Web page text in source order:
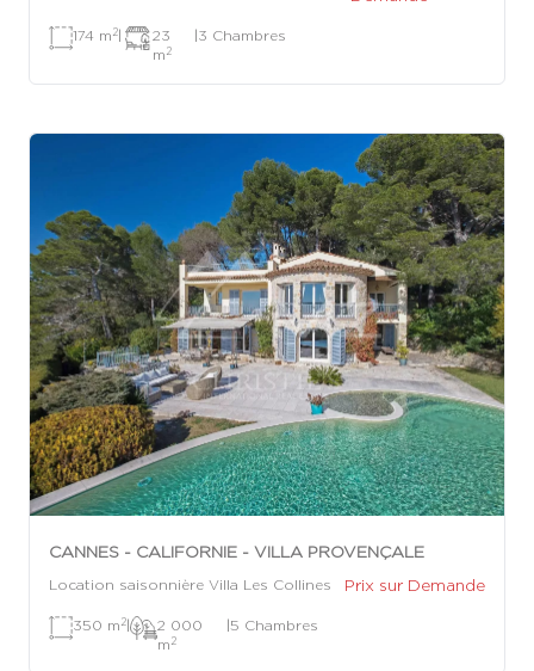
174 m 2|
23
m 2
|3 Chambres
CANNES - CALIFORNIE - VILLA PROVENÇALE
Location saisonnière Villa Les Collines Prix sur Demande
350 m 2|
2 000
m 2
|5 Chambres